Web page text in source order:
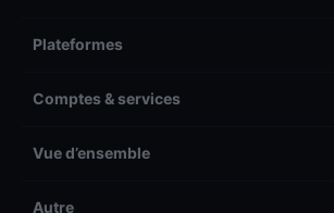
Plateformes
Comptes & services
Vue d’ensemble
Autre